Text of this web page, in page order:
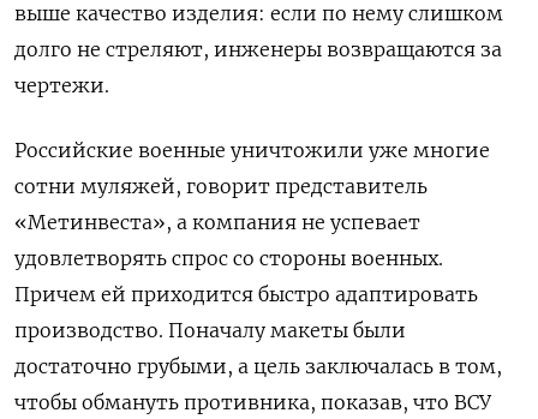
выше качество изделия: если по нему слишком
долго не стреляют, инженеры возвращаются за
чертежи.
Российские военные уничтожили уже многие
сотни муляжей, говорит представитель
«Метинвеста», а компания не успевает
удовлетворять спрос со стороны военных.
Причем ей приходится быстро адаптировать
производство. Поначалу макеты были
достаточно грубыми, а цель заключалась в том,
чтобы обмануть противника, показав, что ВСУ